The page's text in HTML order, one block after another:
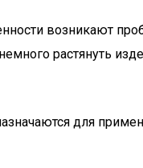
возникают
растянуть
для